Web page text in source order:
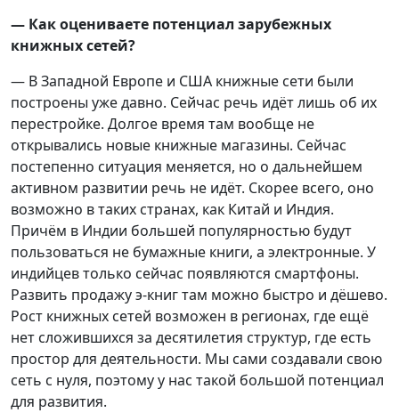
— Как оцениваете потенциал зарубежных
книжных сетей?
— В Западной Европе и США книжные сети были
построены уже давно. Сейчас речь идёт лишь об их
перестройке. Долгое время там вообще не
открывались новые книжные магазины. Сейчас
постепенно ситуация меняется, но о дальнейшем
активном развитии речь не идёт. Скорее всего, оно
возможно в таких странах, как Китай и Индия.
Причём в Индии большей популярностью будут
пользоваться не бумажные книги, а электронные. У
индийцев только сейчас появляются смартфоны.
Развить продажу э-книг там можно быстро и дёшево.
Рост книжных сетей возможен в регионах, где ещё
нет сложившихся за десятилетия структур, где есть
простор для деятельности. Мы сами создавали свою
сеть с нуля, поэтому у нас такой большой потенциал
для развития.